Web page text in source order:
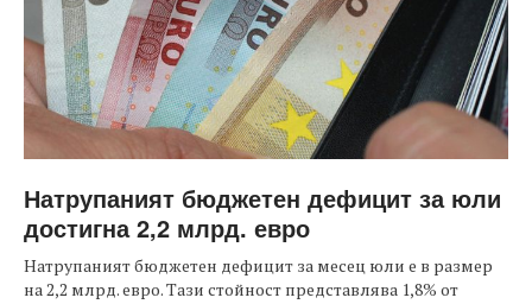
Натрупаният бюджетен дефицит за юли
достигна 2,2 млрд. евро
Натрупаният бюджетен дефицит за месец юли е в размер
на 2,2 млрд. евро. Тази стойност представлява 1,8% от